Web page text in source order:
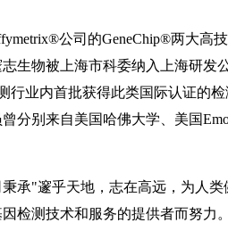
公司的GeneChip®两大高
生物被上海市科委纳入上海研发
业内首批获得此类国际认证的检
别来自美国哈佛大学、美国
秉承"邃乎天地，志在高远，为人
检测技术和服务的提供者而努力。